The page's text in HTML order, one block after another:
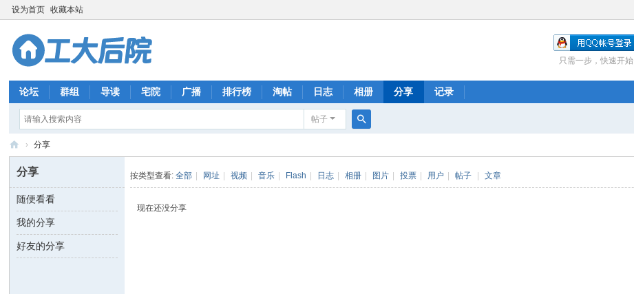
设为首页 收藏本站
只需一步，快速开始
论坛 群组 导读 宅院 广播 排行榜 淘帖 日志 相册 分享 记录
帖子
索
工
后
院
› 分享
分享
随便看看
我的分享
好友的分享
按类型查看:全部 网址 视频 音乐 Flash 日志 相册 图片 投票 用户 帖子 文章
现在还没分享